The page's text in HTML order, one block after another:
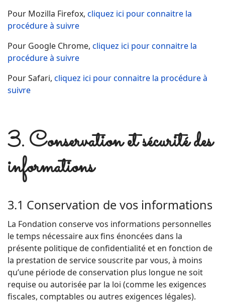
Pour Mozilla Firefox, cliquez ici pour connaitre la
procédure à suivre
Pour Google Chrome, cliquez ici pour connaitre la
procédure à suivre
Pour Safari, cliquez ici pour connaitre la procédure à
suivre
3. Conservation et sécurité des
informations
3.1 Conservation de vos informations
La Fondation conserve vos informations personnelles
le temps nécessaire aux fins énoncées dans la
présente politique de confidentialité et en fonction de
la prestation de service souscrite par vous, à moins
qu’une période de conservation plus longue ne soit
requise ou autorisée par la loi (comme les exigences
fiscales, comptables ou autres exigences légales).